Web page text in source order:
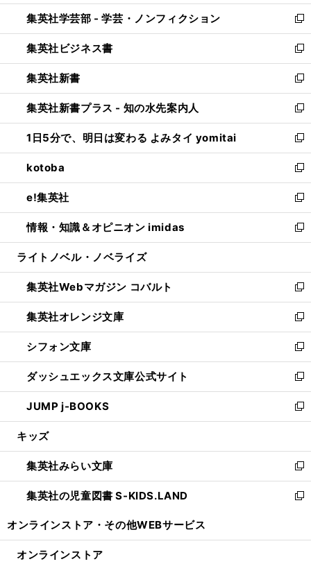
開
く
ウ
で
開
く
ン
ド
ウ
で
開
く
ウ
ィ
ン
ド
ウ
で
開
く
集英社学芸部 - 学芸・ノンフィクション
新
し
い
ウ
ィ
ン
ド
ウ
で
開
く
集英社ビジネス書
新
し
い
ウ
ィ
ン
ド
ウ
で
開
く
集英社新書
新
し
い
ウ
ィ
ン
ド
ウ
で
開
く
集英社新書プラス - 知の水先案内人
新
し
い
ウ
ィ
ン
ド
ウ
で
開
1日5分で、明日は変わる よみタイ yomitai
新
し
い
ウ
ィ
ン
ド
ウ
開
く
kotoba
新
し
い
ウ
ィ
ン
ウ
で
開
く
e!集英社
新
し
い
ウ
ン
ド
ウ
で
開
く
情報・知識＆オピニオン imidas
新
し
ウ
ィ
ン
ド
ウ
で
開
く
ライトノベル・ノベライズ
集英社Webマガジン コバルト
新
し
い
ウ
ィ
ン
ド
ウ
で
開
集英社オレンジ文庫
新
し
い
ウ
ィ
ン
ド
ウ
開
く
シフォン文庫
新
し
い
ウ
ィ
ン
ウ
で
開
く
ダッシュエックス文庫公式サイト
新
し
い
ウ
ン
ド
ウ
で
JUMP j-BOOKS
新
し
ウ
ィ
ン
ド
開
キッズ
集英社みらい文庫
新
し
い
ン
集英社の児童図書 S-KIDS.LAND
新
ウ
オンラインストア・ その他WEBサービス
オンラインストア